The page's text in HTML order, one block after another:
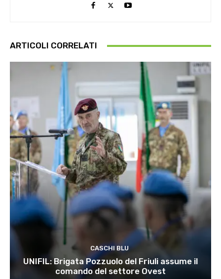
ARTICOLI CORRELATI
CASCHI BLU
UNIFIL: Brigata Pozzuolo del Friuli assume il
comando del settore Ovest